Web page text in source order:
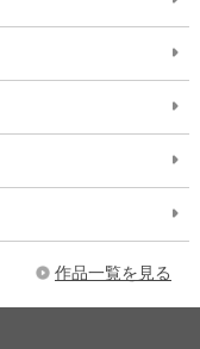
作品一覧を見る